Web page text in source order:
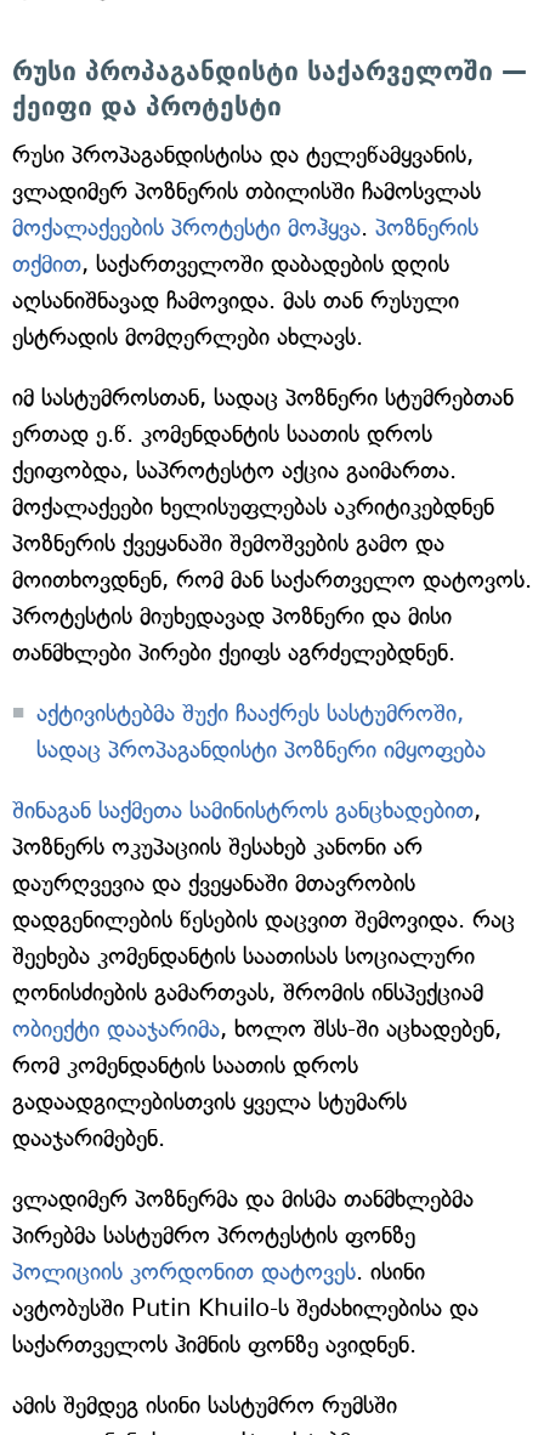
რუსი პროპაგანდისტი საქარველოში —
ქეიფი და პროტესტი
რუსი პროპაგანდისტისა და ტელეწამყვანის,
ვლადიმერ პოზნერის თბილისში ჩამოსვლას
მოქალაქეების პროტესტი მოჰყვა. პოზნერის
თქმით, საქართველოში დაბადების დღის
აღსანიშნავად ჩამოვიდა. მას თან რუსული
ესტრადის მომღერლები ახლავს.
იმ სასტუმროსთან, სადაც პოზნერი სტუმრებთან
ერთად ე.წ. კომენდანტის საათის დროს
ქეიფობდა, საპროტესტო აქცია გაიმართა.
მოქალაქეები ხელისუფლებას აკრიტიკებდნენ
პოზნერის ქვეყანაში შემოშვების გამო და
მოითხოვდნენ, რომ მან საქართველო დატოვოს.
პროტესტის მიუხედავად პოზნერი და მისი
თანმხლები პირები ქეიფს აგრძელებდნენ.
აქტივისტებმა შუქი ჩააქრეს სასტუმროში,
სადაც პროპაგანდისტი პოზნერი იმყოფება
შინაგან საქმეთა სამინისტროს განცხადებით,
პოზნერს ოკუპაციის შესახებ კანონი არ
დაურღვევია და ქვეყანაში მთავრობის
დადგენილების წესების დაცვით შემოვიდა. რაც
შეეხება კომენდანტის საათისას სოციალური
ღონისძიების გამართვას, შრომის ინსპექციამ
ობიექტი დააჯარიმა, ხოლო შსს-ში აცხადებენ,
რომ კომენდანტის საათის დროს
გადაადგილებისთვის ყველა სტუმარს
დააჯარიმებენ.
ვლადიმერ პოზნერმა და მისმა თანმხლებმა
პირებმა სასტუმრო პროტესტის ფონზე
პოლიციის კორდონით დატოვეს. ისინი
ავტობუსში Putin Khuilo-ს შეძახილებისა და
საქართველოს ჰიმნის ფონზე ავიდნენ.
ამის შემდეგ ისინი სასტუმრო რუმსში